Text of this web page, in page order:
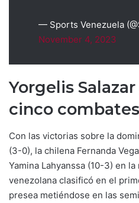
— Sports Venezuela
November 4, 2023
Yorgelis
cinco combates
Con las victorias sobre la
(3-0), la chilena Fernanda
Yamina Lahyanssa (10-3) en
venezolana clasificó en el
presea metiéndose en las